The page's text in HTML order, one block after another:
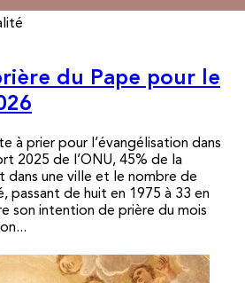
du Pape pour le
à prier pour l’évangélisation dans
2025 de l’ONU, 45% de la
dans une ville et le nombre de
passant de huit en 1975 à 33 en
son intention de prière du mois